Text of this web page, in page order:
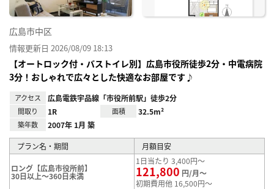
広島市中区
情報更新日 2026/08/09 18:13
【オートロック付・バストイレ別】広島市役所徒歩2分・中電病院
3分！おしゃれで広々とした快適なお部屋です♪
アクセス 広島電鉄宇品線「市役所前駅」徒歩2分
間取り 1R 面積 32.5m²
築年数 2007年 1月 築
プラン名・期間 月額目安
ロング【広島市役所前】
30日以上～360日未満
1日当たり 3,400円～
121,800 円/月～
初期費用他 16,500円～